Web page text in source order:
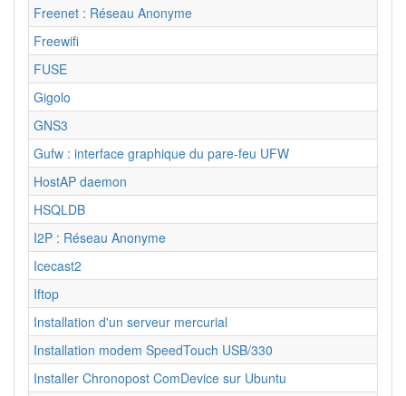
Freenet : Réseau Anonyme
Freewifi
FUSE
Gigolo
GNS3
Gufw : interface graphique du pare-feu UFW
HostAP daemon
HSQLDB
I2P : Réseau Anonyme
Icecast2
Iftop
Installation d'un serveur mercurial
Installation modem SpeedTouch USB/330
Installer Chronopost ComDevice sur Ubuntu